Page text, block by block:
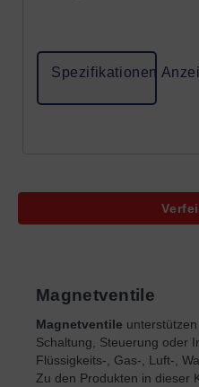
Spezifikationen
Magnetventile
Magnetventile
Schaltung, Steuerung oder
Flüssigkeits-, Gas-, Luft-,
Zu den Produkten in dieser